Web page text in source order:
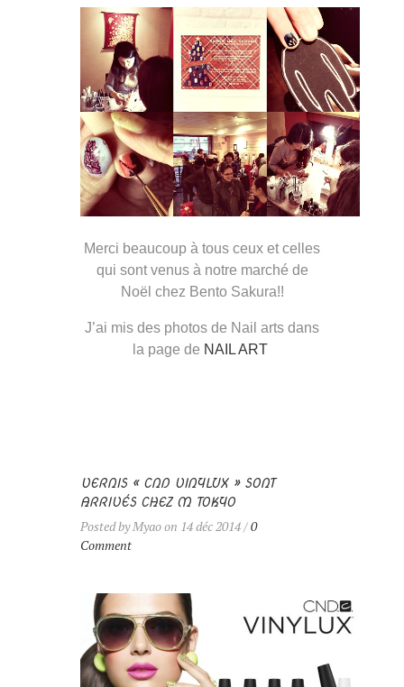
Merci beaucoup à tous ceux et celles
qui sont venus à notre marché de
Noël chez Bento Sakura!!
J’ai mis des photos de Nail arts dans
la page de NAIL ART
VERNIS « CND VINYLUX » SONT
ARRIVÉS CHEZ M TOKYO
Posted by Myao on 14 déc 2014 /0
Comment